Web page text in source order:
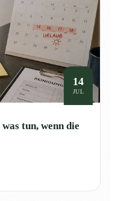
14
JUL
tun, wenn die